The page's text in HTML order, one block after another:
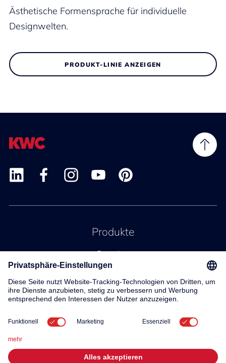
Ästhetische Formensprache für individuelle
Designwelten.
PRODUKT-LINIE ANZEIGEN
Produkte
Service
Kontakt
Über uns